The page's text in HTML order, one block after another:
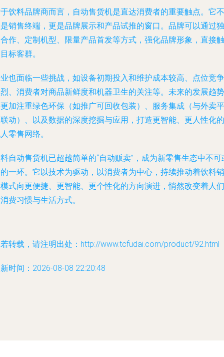
饮料品牌商而言，自动售货机是直达消费者的重要触点。它不
销售终端，更是品牌展示和产品试推的窗口。品牌可以通过独
作、定制机型、限量产品首发等方式，强化品牌形象，直接触
标客群。
也面临一些挑战，如设备初期投入和维护成本较高、点位竞争
、消费者对商品新鲜度和机器卫生的关注等。未来的发展趋势
加注重绿色环保（如推广可回收包装）、服务集成（与外卖平
动）、以及数据的深度挖掘与应用，打造更智能、更人性化的
零售网络。
自动售货机已超越简单的“自动贩卖”，成为新零售生态中不可
一环。它以技术为驱动，以消费者为中心，持续推动着饮料销
式向更便捷、更智能、更个性化的方向演进，悄然改变着人们
费习惯与生活方式。
转载，请注明出处：http://www.tcfudai.com/product/92.html
时间：2026-08-08 22:20:48